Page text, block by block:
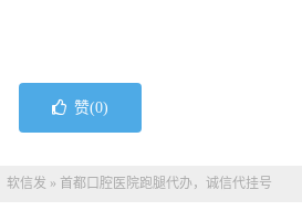
赞(0)
软信发 » 首都口腔医院跑腿代办，诚信代挂号